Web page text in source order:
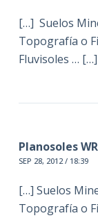
[…] Suelos
Topografía o
Fluvisoles … […]
Planosoles
SEP 28, 2012 / 18:39
[…] Suelos
Topografía o